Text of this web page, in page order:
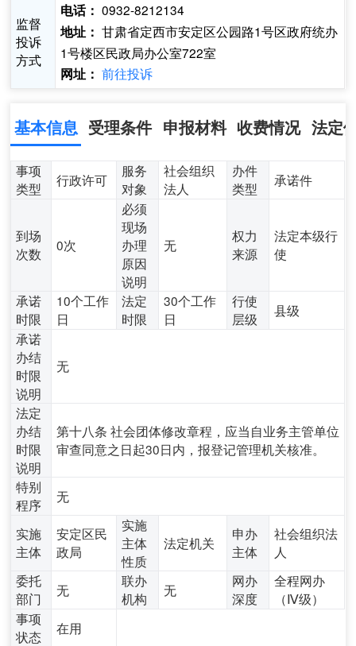
监督
投诉
方式
电话： 0932-8212134
地址： 甘肃省定西市安定区公园路1号区政府统办
1号楼区民政局办公室722室
网址： 前往投诉
基本信息 受理条件 申报材料 收费情况 法定
事项
类型
行政许可
服务
对象
社会组织
法人
办件
类型
承诺件
到场
次数
0次
必须
现场
办理
原因
说明
无
权力
来源
法定本级行
使
承诺
时限
10个工作
日
法定
时限
30个工作
日
行使
层级
县级
承诺
办结
时限
说明
无
法定
办结
时限
说明
第十八条 社会团体修改章程，应当自业务主管单位
审查同意之日起30日内，报登记管理机关核准。
特别
程序
无
实施
主体
安定区民
政局
实施
主体
性质
法定机关
申办
主体
社会组织法
人
委托
部门
无
联办
机构
无
网办
深度
全程网办
（Ⅳ级）
事项
状态
在用